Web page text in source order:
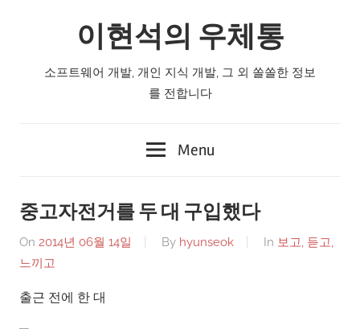
이현석의 우체통
소프트웨어 개발, 개인 지식 개발, 그 외 쏠쏠한 정보
를 전합니다
Menu
중고자전거를 두 대 구입했다
On 2014년 06월 14일 By hyunseok In 보고, 듣고,
느끼고
출근 전에 한 대